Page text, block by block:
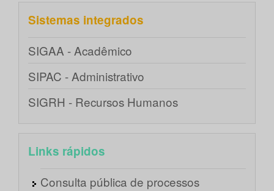
Sistemas integrados
SIGAA - Acadêmico
SIPAC - Administrativo
SIGRH - Recursos Humanos
Links rápidos
Consulta pública de processos